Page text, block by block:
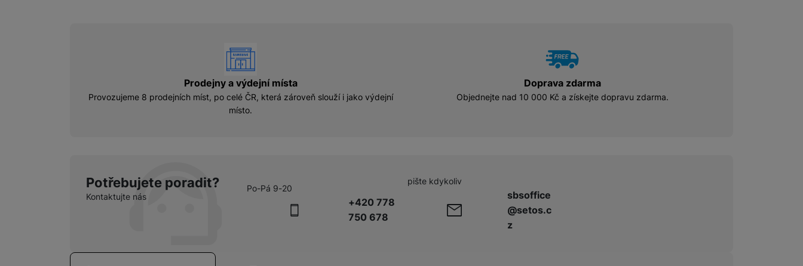
Prodejny a výdejní místa
Provozujeme 8 prodejních míst, po celé ČR, která zároveň slouží i jako výdejní
místo.
Doprava zdarma
Objednejte nad 10 000 Kč a získejte dopravu zdarma.
Potřebujete poradit?
Kontaktujte nás
Po-Pá 9-20
+420 778
750 678
pište kdykoliv
sbsoffice
@setos.c
z